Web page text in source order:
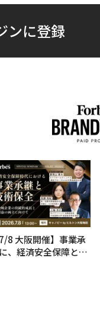
ンに登録
7/8 大阪開催】事業承
、経済安全保障とい